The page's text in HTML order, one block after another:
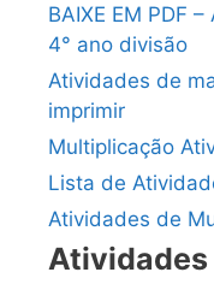
BAIXE EM PDF
4° ano divisão
Atividades de
imprimir
Multiplicação
Lista de
Atividades de
Atividades